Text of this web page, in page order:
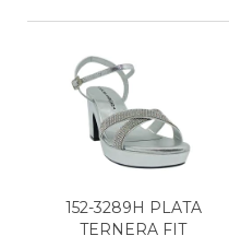
152-3289H PLATA
TERNERA FIT